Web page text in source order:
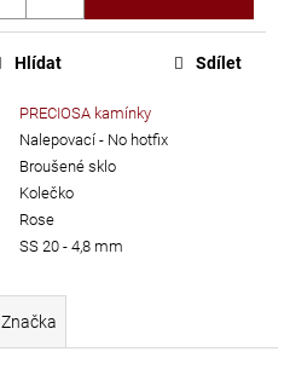
PRECIOSA kamínky
Nalepovací - No hotfix
Broušené sklo
Kolečko
Rose
SS 20 - 4,8 mm
Hlídat Sdílet
Značka